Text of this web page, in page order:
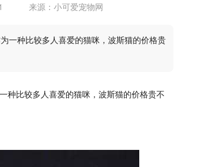
来源：小可爱宠物网
一种比较多人喜爱的猫咪，波斯猫的价格贵
比较多人喜爱的猫咪，波斯猫的价格贵不